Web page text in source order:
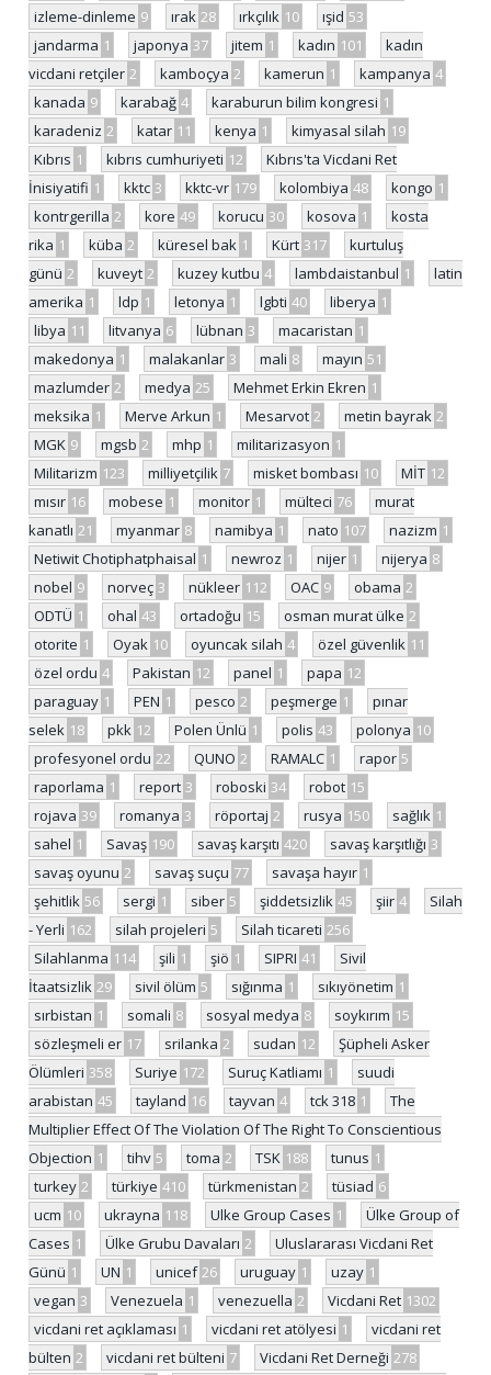
izleme-dinleme 9 ırak 28 ırkçılık 10 ışid 53
jandarma 1 japonya 37 jitem 1 kadın 101
kadın
vicdani retçiler 2 kamboçya 2 kamerun 1 kampanya 4
kanada 9 karabağ 4 karaburun bilim kongresi 1
karadeniz 2 katar 11 kenya 1 kimyasal silah 19
Kıbrıs 1 kıbrıs cumhuriyeti 12
Kıbrıs'ta Vicdani Ret
İnisiyatifi 1 kktc 3 kktc-vr 179 kolombiya 48 kongo 1
kontrgerilla 2 kore 49 korucu 30 kosova 1
kosta
rika 1 küba 2 küresel bak 1 Kürt 317
kurtuluş
günü 2 kuveyt 2 kuzey kutbu 4 lambdaistanbul 1
latin
amerika 1 ldp 1 letonya 1 lgbti 40 liberya 1
libya 11 litvanya 6 lübnan 3 macaristan 1
makedonya 1 malakanlar 3 mali 8 mayın 51
mazlumder 2 medya 25 Mehmet Erkin Ekren 1
meksika 1 Merve Arkun 1 Mesarvot 2 metin bayrak 2
MGK 9 mgsb 2 mhp 1 militarizasyon 1
Militarizm 123 milliyetçilik 7 misket bombası 10 MİT 12
mısır 16 mobese 1 monitor 1 mülteci 76
murat
kanatlı 21 myanmar 8 namibya 1 nato 107 nazizm 1
Netiwit Chotiphatphaisal 1 newroz 1 nijer 1 nijerya 8
nobel 9 norveç 3 nükleer 112 OAC 9 obama 2
ODTÜ 1 ohal 43 ortadoğu 15 osman murat ülke 2
otorite 1 Oyak 10 oyuncak silah 4 özel güvenlik 11
özel ordu 4 Pakistan 12 panel 1 papa 12
paraguay 1 PEN 1 pesco 2 peşmerge 1
pınar
selek 18 pkk 12 Polen Ünlü 1 polis 43 polonya 10
profesyonel ordu 22 QUNO 2 RAMALC 1 rapor 5
raporlama 1 report 3 roboski 34 robot 15
rojava 39 romanya 3 röportaj 2 rusya 150 sağlık 1
sahel 1 Savaş 190 savaş karşıtı 420 savaş karşıtlığı 3
savaş oyunu 2 savaş suçu 77 savaşa hayır 1
şehitlik 56 sergi 1 siber 5 şiddetsizlik 45 şiir 4
Silah
- Yerli 162 silah projeleri 5 Silah ticareti 256
Silahlanma 114 şili 1 şiö 1 SIPRI 41
Sivil
İtaatsizlik 29 sivil ölüm 5 sığınma 1 sıkıyönetim 1
sırbistan 1 somali 8 sosyal medya 8 soykırım 15
sözleşmeli er 17 srilanka 2 sudan 12
Şüpheli Asker
Ölümleri 358 Suriye 172 Suruç Katliamı 1
suudi
arabistan 45 tayland 16 tayvan 4 tck 318 1
The
Multiplier Effect Of The Violation Of The Right To Conscientious
Objection 1 tihv 5 toma 2 TSK 188 tunus 1
turkey 2 türkiye 410 türkmenistan 2 tüsiad 6
ucm 10 ukrayna 118 Ulke Group Cases 1
Ülke Group of
Cases 1 Ülke Grubu Davaları 2
Uluslararası Vicdani Ret
Günü 1 UN 1 unicef 26 uruguay 1 uzay 1
vegan 3 Venezuela 1 venezuella 2 Vicdani Ret 1302
vicdani ret açıklaması 1 vicdani ret atölyesi 1
vicdani ret
bülten 2 vicdani ret bülteni 7 Vicdani Ret Derneği 278